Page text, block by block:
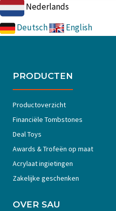
Nederlands
Deutsch
English
PRODUCTEN
Productoverzicht
Financiële Tombstones
Deal Toys
Awards & Trofeën op maat
Acrylaat ingietingen
Zakelijke geschenken
OVER SAU